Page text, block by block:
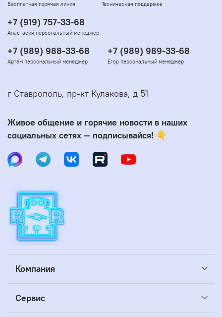
Компания
Сервис
Бесплатная горячая линия Техническая поддержка
+7 (919) 757-33-68
Анастасия персональный менеджер
+7 (989) 988-33-68
Артём персональный менеджер
+7 (989) 989-33-68
Егор персональный менеджер
г Ставрополь, пр-кт Кулакова, д 51
Живое общение и горячие новости в наших
социальных сетях — подписывайся! 👇